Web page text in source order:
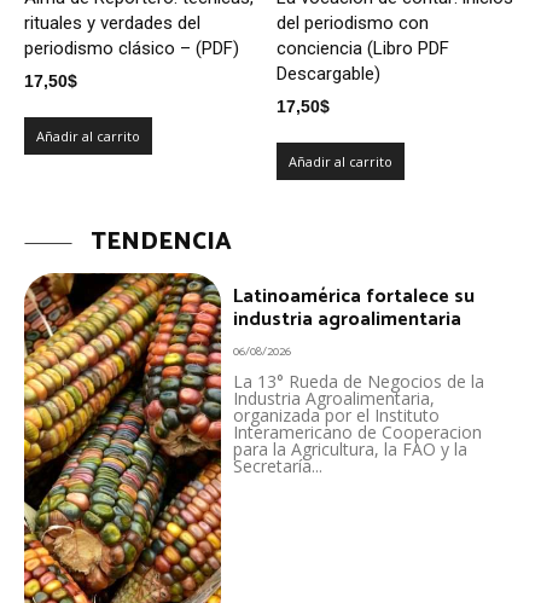
rituales y verdades del
periodismo clásico – (PDF)
17,50$
Añadir al carrito
del periodismo con
conciencia (Libro PDF
Descargable)
17,50$
Añadir al carrito
TENDENCIA
Latinoamérica fortalece su
industria agroalimentaria
06/08/2026
La 13° Rueda de Negocios de la
Industria Agroalimentaria,
organizada por el Instituto
Interamericano de Cooperacion
para la Agricultura, la FAO y la
Secretaría...